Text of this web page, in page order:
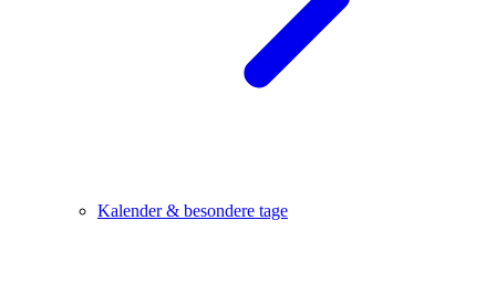
Kalender & besondere tage